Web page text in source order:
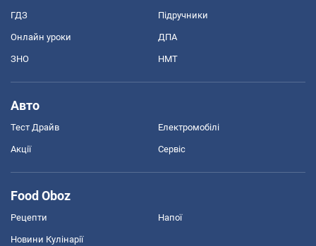
ГДЗ Підручники
Онлайн уроки ДПА
ЗНО НМТ
Авто
Тест Драйв Електромобілі
Акції Сервіс
Food Oboz
Рецепти Напої
Новини Кулінарії